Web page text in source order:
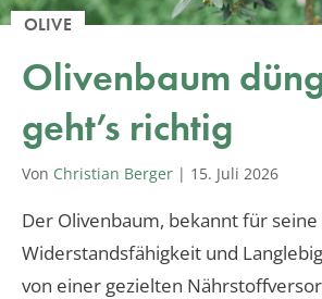
OLIVE
Olivenbaum
geht’s richtig
Von Christian Berger | 15. Juli 2026
Der Olivenbaum, bekannt für seine
Widerstandsfähigkeit und
von einer gezielten